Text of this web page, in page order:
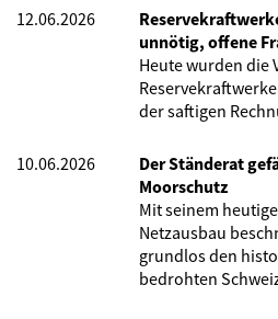
12.06.2026
unnötig, offene
Heute wurden die
der saftigen
10.06.2026
Der Ständerat
Moorschutz
Mit seinem
Netzausbau
grundlos den
bedrohten